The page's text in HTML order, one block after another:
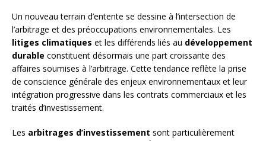
Un nouveau terrain d’entente se dessine à l’intersection de
l’arbitrage et des préoccupations environnementales. Les
litiges climatiques et les différends liés au développement
durable constituent désormais une part croissante des
affaires soumises à l’arbitrage. Cette tendance reflète la prise
de conscience générale des enjeux environnementaux et leur
intégration progressive dans les contrats commerciaux et les
traités d’investissement.
Les arbitrages d’investissement sont particulièrement